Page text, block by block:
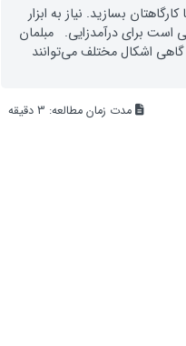
بسازید. نیاز به ابزار
است برای درآمدزایی. مبلمان
اشکال مختلف می‌توانند
مدت زمان مطالعه: 3 دقیقه